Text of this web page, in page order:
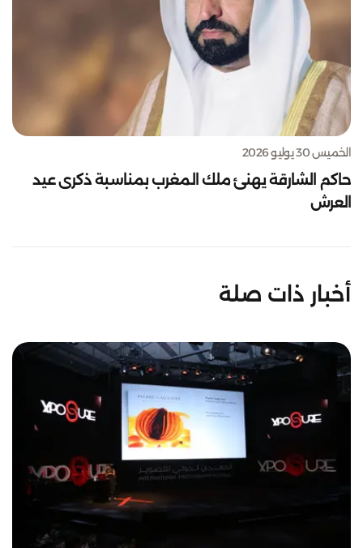
الخميس 30 يوليو 2026
حاكم الشارقة يهنئ ملك المغرب بمناسبة ذكرى عيد
العرش
أخبار ذات صلة